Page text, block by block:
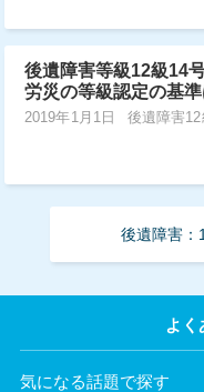
後遺障害等級12級14
労災の等級認定の基準
2019年1月1日 後遺障害
後遺障害：
よく
気になる話題で探す